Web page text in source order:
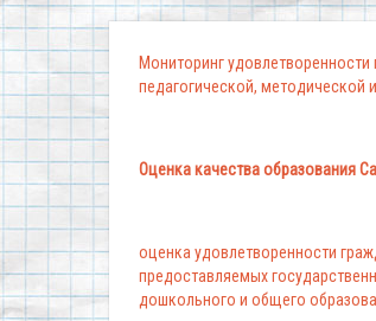
Мониторинг
педагогической, методической
Оценка качества образования
оценка удовлетворенности
предоставляемых
дошкольного и общего